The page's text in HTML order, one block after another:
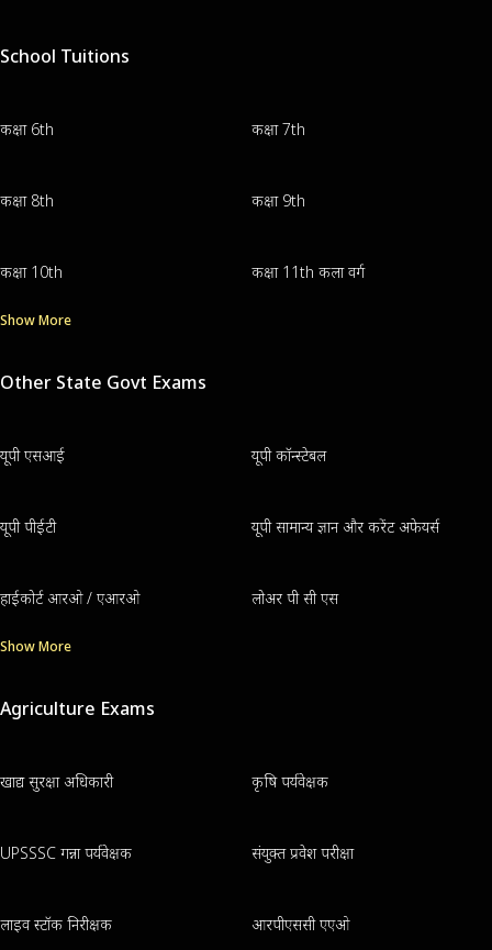
School Tuitions
कक्षा 6th कक्षा 7th
कक्षा 8th कक्षा 9th
कक्षा 10th कक्षा 11th कला वर्ग
Show More
Other State Govt Exams
यूपी एसआई यूपी कॉन्स्टेबल
यूपी पीईटी यूपी सामान्य ज्ञान और करेंट अफेयर्स
हाईकोर्ट आरओ / एआरओ लोअर पी सी एस
Show More
Agriculture Exams
खाद्य सुरक्षा अधिकारी कृषि पर्यवेक्षक
UPSSSC गन्ना पर्यवेक्षक संयुक्त प्रवेश परीक्षा
लाइव स्टॉक निरीक्षक आरपीएससी एएओ